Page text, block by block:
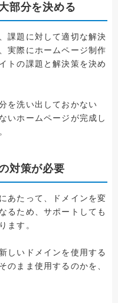
部分を決める
課題に対して適切な解決
実際にホームページ制作
トの課題と解決策を決め
を洗い出しておかない
いホームページが完成し
対策が必要
あたって、ドメインを変
るため、サポートしても
ます。
しいドメインを使用する
のまま使用するのかを、